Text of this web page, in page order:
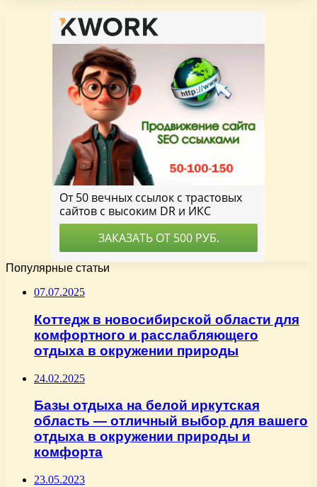
Популярные статьи
07.07.2025
Коттедж в новосибирской области для
комфортного и расслабляющего
отдыха в окружении природы
24.02.2025
Базы отдыха на белой иркутская
область — отличный выбор для вашего
отдыха в окружении природы и
комфорта
23.05.2023